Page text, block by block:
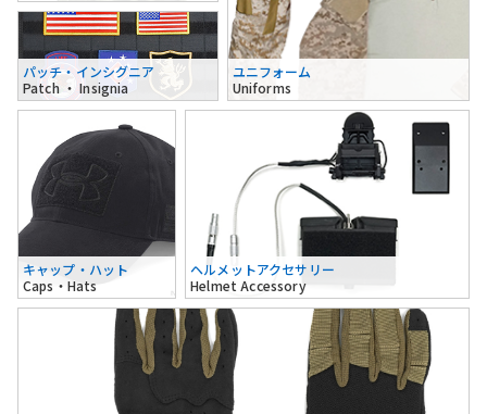
パッチ・インシグニア
Patch ・ Insignia
ユニフォーム
Uniforms
キャップ・ハット
Caps・Hats
ヘルメットアクセサリー
Helmet Accessory